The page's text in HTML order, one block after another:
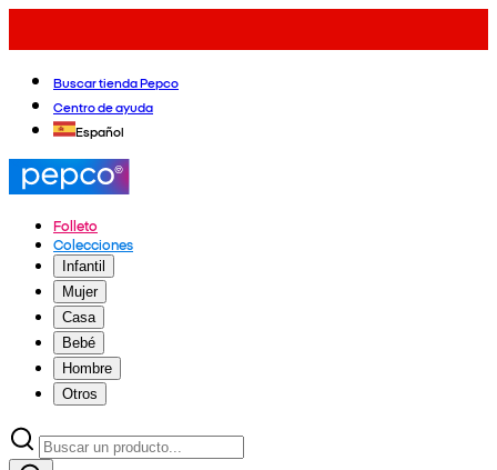
Buscar tienda Pepco
Centro de ayuda
Español
Folleto
Colecciones
Infantil
Mujer
Casa
Bebé
Hombre
Otros